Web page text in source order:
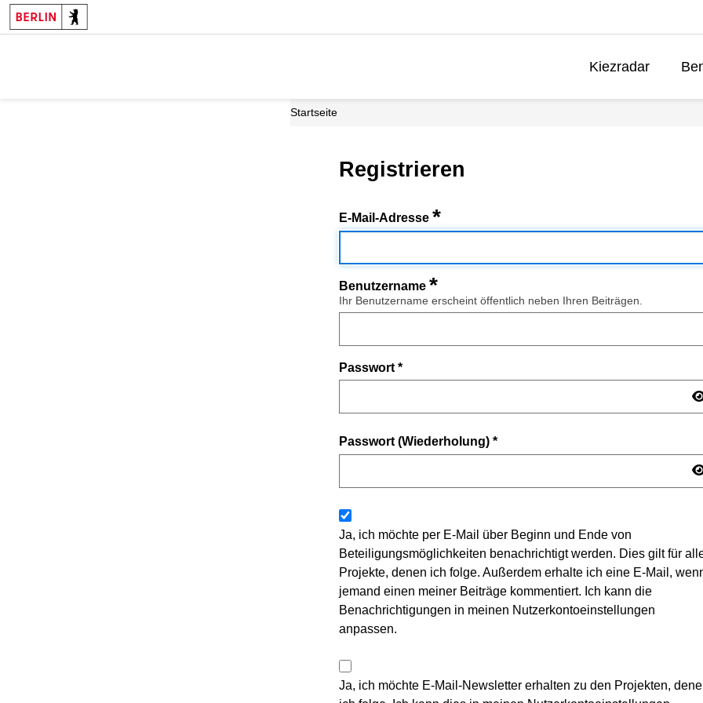
Kiezradar
Startseite
Registrieren
E-Mail-Adresse *
Benutzername *
Ihr Benutzername erscheint öffentlich neben Ihren Beiträgen.
Passwort *
Passwort (Wiederholung) *
Ja, ich möchte per E-Mail über Beginn und Ende von
Beteiligungsmöglichkeiten benachrichtigt werden. Dies gilt für
Projekte, denen ich folge. Außerdem erhalte ich eine E-Mail,
jemand einen meiner Beiträge kommentiert. Ich kann die
Benachrichtigungen in meinen Nutzerkontoeinstellungen
anpassen.
Ja, ich möchte E-Mail-Newsletter erhalten zu den Projekten,